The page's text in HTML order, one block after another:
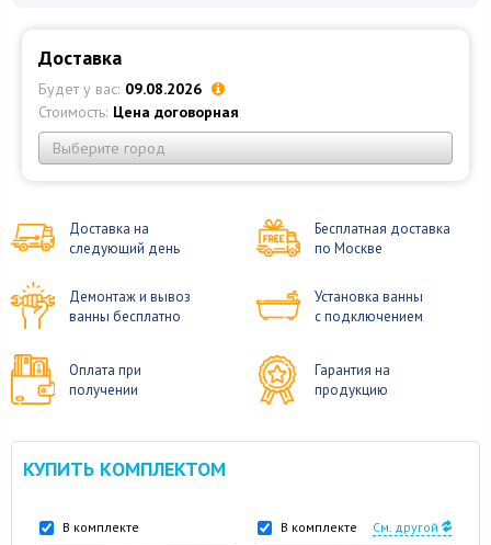
Доставка
Будет у вас: 09.08.2026
Стоимость: Цена договорная
Выберите город
Доставка на
следующий день
Бесплатная доставка
по Москве
Демонтаж и вывоз
ванны бесплатно
Установка ванны
с подключением
Оплата при
получении
Гарантия на
продукцию
КУПИТЬ КОМПЛЕКТОМ
В комплекте В комплекте См. другой